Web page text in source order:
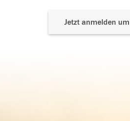
Jetzt anmelden